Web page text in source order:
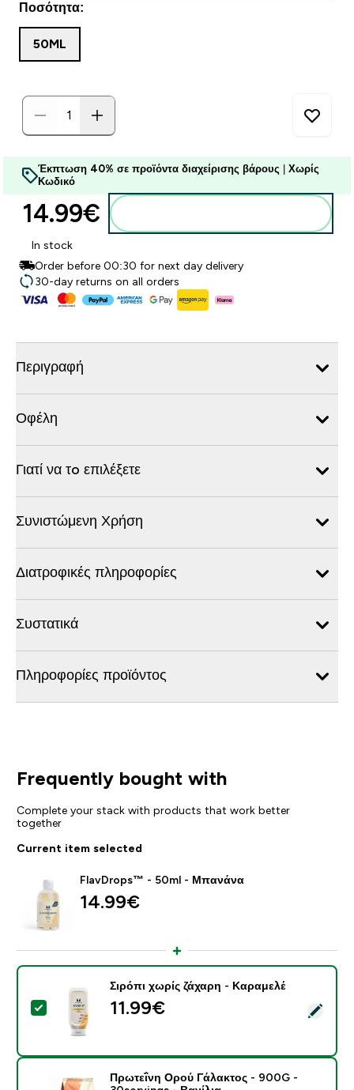
Ποσότητα:
50ML
Έκπτωση 40% σε προϊόντα διαχείρισης βάρους
Χωρίς
Κωδικό
14.99€‎
In stock
Order before 00:30 for next day delivery
30-day returns on all orders
Περιγραφή
Οφέλη
Γιατί να τo επιλέξετε
Συνιστώμενη Χρήση
Διατροφικές πληροφορίες
Συστατικά
Πληροφορίες προϊόντος
Frequently bought with
Complete your stack with products that work better
together
Current item selected
FlavDrops™ - 50ml - Μπανάνα
14.99€‎
Select this product - Σιρόπι χωρίς ζάχαρη - Καραμελέ
Σιρόπι χωρίς ζάχαρη - Καραμελέ
11.99€‎
Πρωτεΐνη Ορού Γάλακτος - 900G -